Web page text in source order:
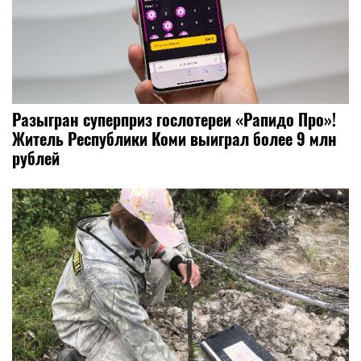
Разыгран суперприз гослотереи «Рапидо Про»!
Житель Республики Коми выиграл более 9 млн
рублей